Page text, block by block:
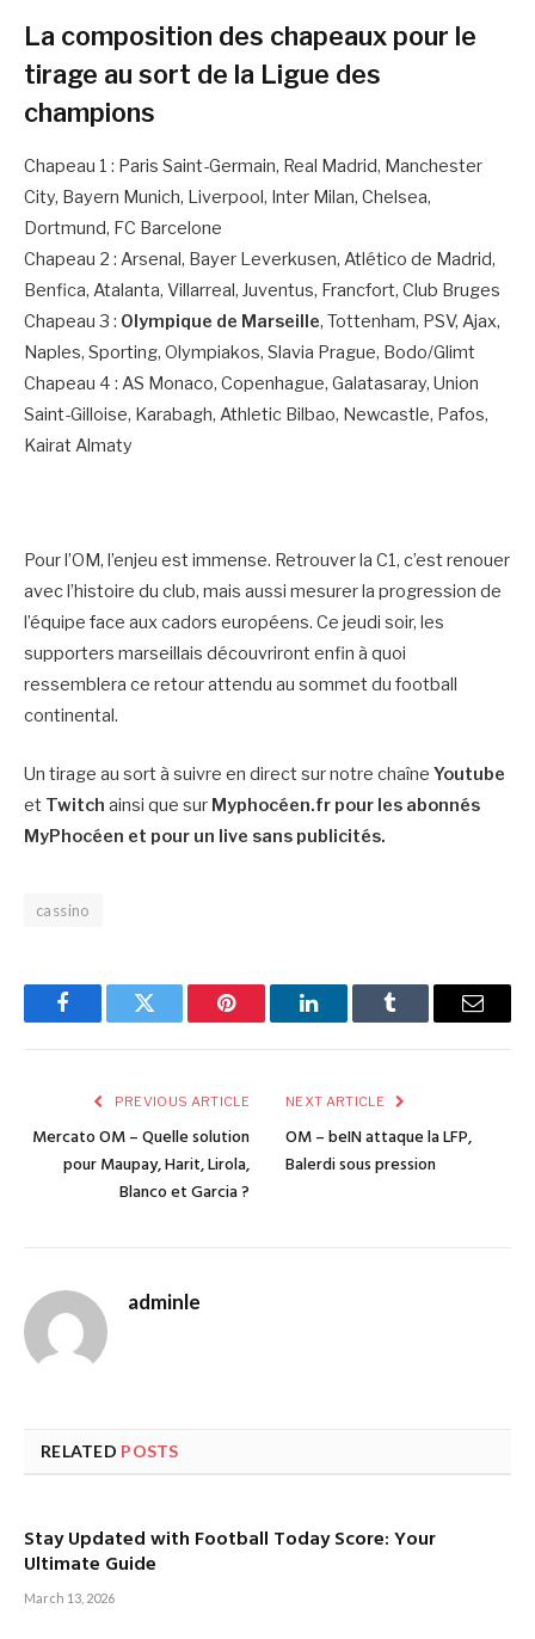
La composition des chapeaux pour le
tirage au sort de la Ligue des
champions
Chapeau 1 : Paris Saint-Germain, Real Madrid, Manchester
City, Bayern Munich, Liverpool, Inter Milan, Chelsea,
Dortmund, FC Barcelone
Chapeau 2 : Arsenal, Bayer Leverkusen, Atlético de Madrid,
Benfica, Atalanta, Villarreal, Juventus, Francfort, Club Bruges
Chapeau 3 : Olympique de Marseille, Tottenham, PSV, Ajax,
Naples, Sporting, Olympiakos, Slavia Prague, Bodo/Glimt
Chapeau 4 : AS Monaco, Copenhague, Galatasaray, Union
Saint-Gilloise, Karabagh, Athletic Bilbao, Newcastle, Pafos,
Kairat Almaty
Pour l’OM, l’enjeu est immense. Retrouver la C1, c’est renouer
avec l’histoire du club, mais aussi mesurer la progression de
l’équipe face aux cadors européens. Ce jeudi soir, les
supporters marseillais découvriront enfin à quoi
ressemblera ce retour attendu au sommet du football
continental.
Un tirage au sort à suivre en direct sur notre chaîne Youtube
et Twitch ainsi que sur Myphocéen.fr pour les abonnés
MyPhocéen et pour un live sans publicités.
cassino
FacebookTwitter Pinterest LinkedInTumblr Email
PREVIOUS ARTICLE
Mercato OM – Quelle solution
pour Maupay, Harit, Lirola,
Blanco et Garcia ?
NEXT ARTICLE
OM – beIN attaque la LFP,
Balerdi sous pression
adminle
RELATED POSTS
Stay Updated with Football Today Score: Your
Ultimate Guide
March 13, 2026